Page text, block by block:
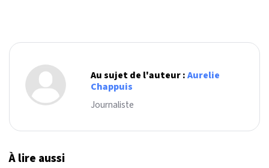
Au sujet de l'auteur :Aurelie
Chappuis
Journaliste
À lire aussi